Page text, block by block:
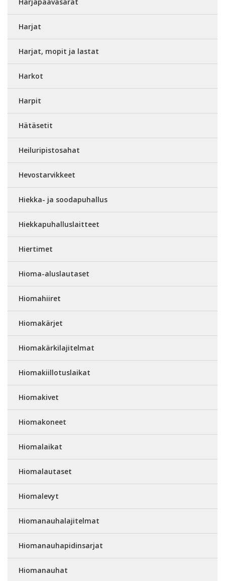
Harjat
Harjat, mopit ja lastat
Harkot
Harpit
Hätäsetit
Heiluripistosahat
Hevostarvikkeet
Hiekka- ja soodapuhallus
Hiekkapuhalluslaitteet
Hiertimet
Hioma-aluslautaset
Hiomahiiret
Hiomakärjet
Hiomakärkilajitelmat
Hiomakiillotuslaikat
Hiomakivet
Hiomakoneet
Hiomalaikat
Hiomalautaset
Hiomalevyt
Hiomanauhalajitelmat
Hiomanauhapidinsarjat
Hiomanauhat